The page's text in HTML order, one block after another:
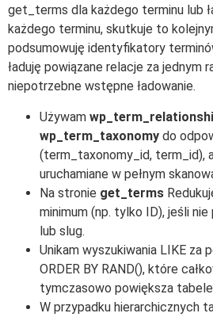
get_terms dla każdego terminu lub
każdego terminu, skutkuje to
podsumowuję identyfikatory
ładuję powiązane relacje za jednym
niepotrzebne wstępne ładowanie.
Używam
wp_term_taxonomy do
(term_taxonomy_id, term_id),
uruchamiane w pełnym
Na stronie get_terms
minimum (np. tylko ID), jeśli
lub slug.
Unikam wyszukiwania LIKE za
ORDER BY RAND(), które
tymczasowo powiększa
W przypadku hierarchicznych